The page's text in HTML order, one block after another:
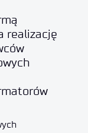
realizację